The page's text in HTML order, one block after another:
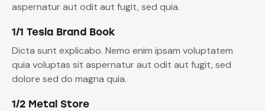
aspernatur aut odit aut fugit, sed quia.
1/1 Tesla Brand Book
Dicta sunt explicabo. Nemo enim ipsam voluptatem
quia voluptas sit aspernatur aut odit aut fugit, sed
dolore sed do magna quia.
1/2 Metal Store